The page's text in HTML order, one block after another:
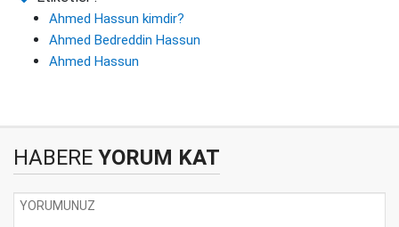
Ahmed Hassun kimdir?
Ahmed Bedreddin Hassun
Ahmed Hassun
HABERE YORUM KAT